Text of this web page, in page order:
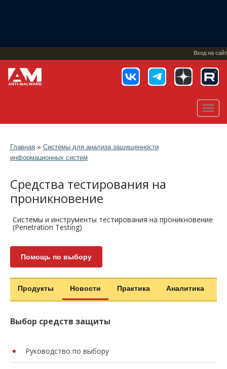
Вход на сайт
Главная » Системы для анализа защищенности
информационных систем
Средства тестирования на
проникновение
Системы и инструменты тестирования на проникновение
(Penetration Testing)
Помощь по выбору
Продукты Новости Практика Аналитика
Выбор средств защиты
Руководство по выбору